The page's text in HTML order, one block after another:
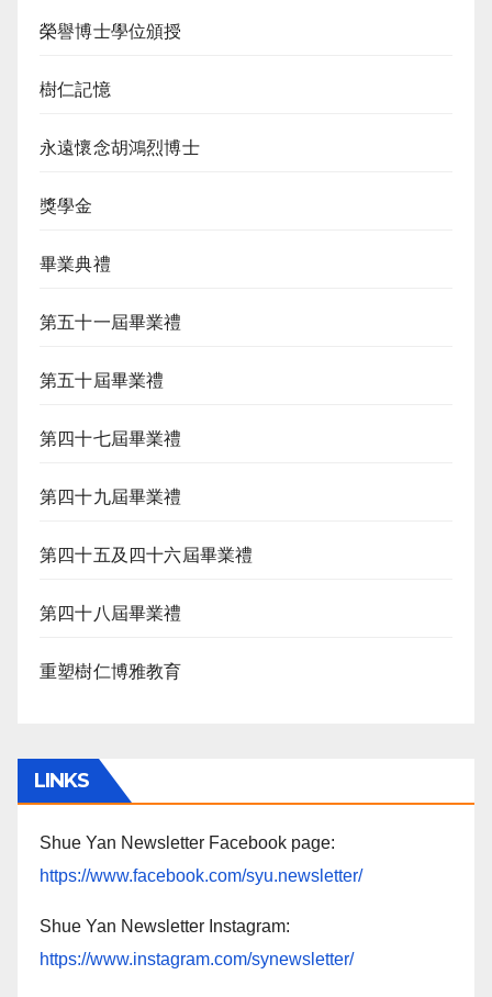
榮譽博士學位頒授
樹仁記憶
永遠懷念胡鴻烈博士
獎學金
畢業典禮
第五十一屆畢業禮
第五十屆畢業禮
第四十七屆畢業禮
第四十九屆畢業禮
第四十五及四十六屆畢業禮
第四十八屆畢業禮
重塑樹仁博雅教育
LINKS
Shue Yan Newsletter Facebook page:
https://www.facebook.com/syu.newsletter/
Shue Yan Newsletter Instagram:
https://www.instagram.com/synewsletter/